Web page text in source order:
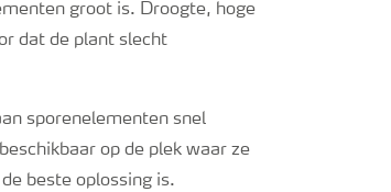
groot is. Droogte, hoge
dat de plant slecht
sporenelementen snel
op de plek waar ze
beste oplossing is.